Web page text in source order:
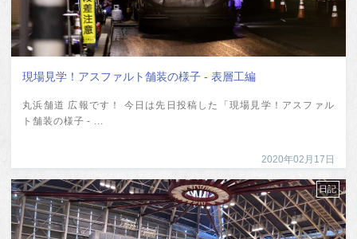
現場見学！アスファルト舗装の様子 - 表層工編
丸浜舗道 広報です！ 今日は先日投稿した「現場見学！アスファル
ト舗装の様子 - ...
2020年02月17日
日記